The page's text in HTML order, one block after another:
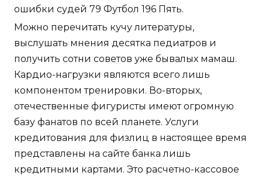
ошибки судей 79 Футбол 196 Пять.
Можно перечитать кучу литературы,
выслушать мнения десятка педиатров и
получить сотни советов уже бывалых мамаш.
Кардио-нагрузки являются всего лишь
компонентом тренировки. Во-вторых,
отечественные фигуристы имеют огромную
базу фанатов по всей планете. Услуги
кредитования для физлиц в настоящее время
представлены на сайте банка лишь
кредитными картами. Это расчетно-кассовое